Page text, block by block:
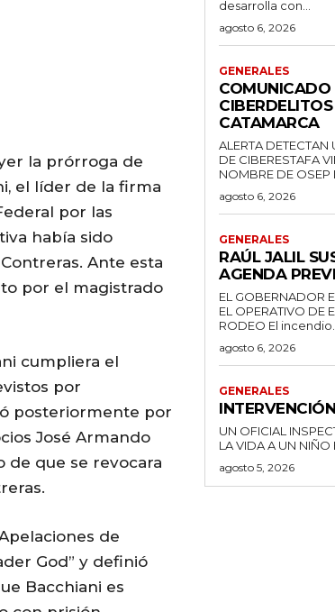
la prórroga de
el líder de la firma
por las
había sido
Ante esta
por el magistrado
cumpliera el
por
posteriormente por
José Armando
de que se revocara
de
God” y definió
Bacchiani es
desarrolla con...
agosto 6, 2026
GENERALES
COMUNICADO
CATAMARCA
ALERTA
DE CIBERESTAFA
agosto 6, 2026
GENERALES
RAÚL JALIL
AGENDA
EL GOBERNADOR
EL OPERATIVO DE
RODEO El
agosto 6, 2026
GENERALES
UN OFICIAL
agosto 5, 2026